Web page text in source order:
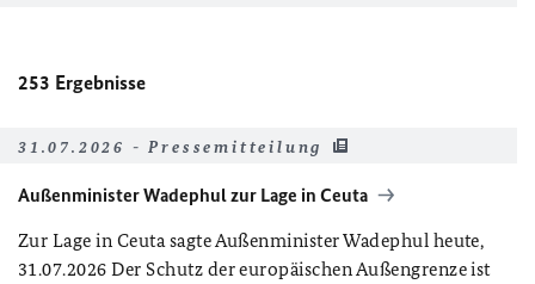
253 Ergebnisse
31.07.2026 - Pressemitteilung
Außenminister Wadephul zur Lage in Ceuta
Zur Lage in Ceuta sagte Außenminister Wadephul heute,
31.07.2026 Der Schutz der europäischen Außengrenze ist